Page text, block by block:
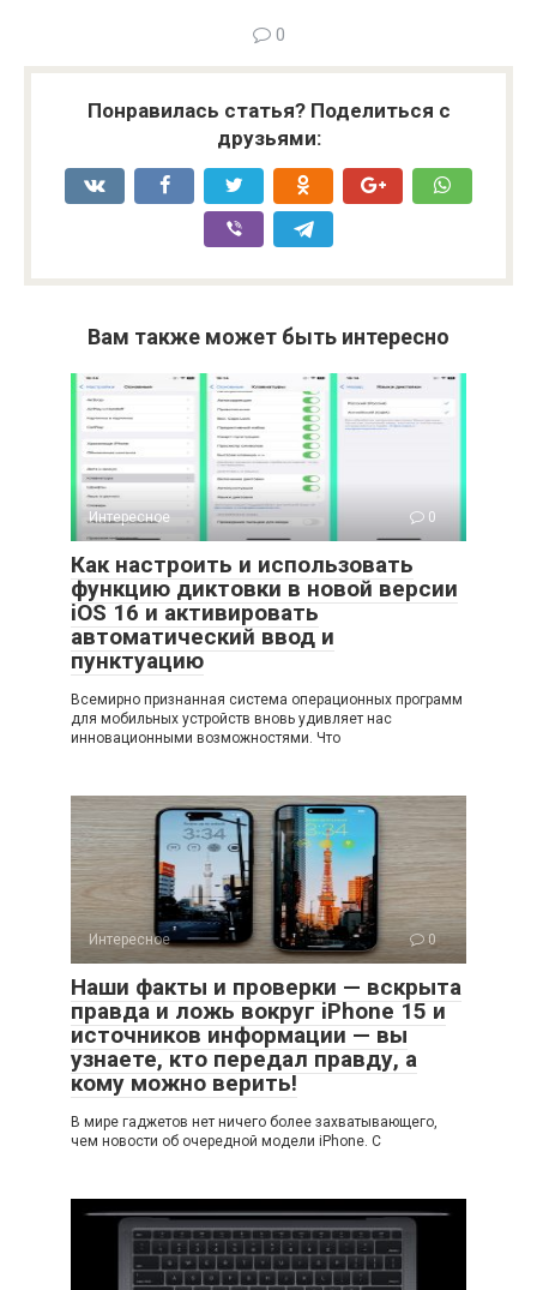
0
Понравилась статья? Поделиться с
друзьями:
Вам также может быть интересно
Интересное 0
Как настроить и использовать
функцию диктовки в новой версии
iOS 16 и активировать
автоматический ввод и
пунктуацию
Всемирно признанная система операционных программ
для мобильных устройств вновь удивляет нас
инновационными возможностями. Что
Интересное 0
Наши факты и проверки — вскрыта
правда и ложь вокруг iPhone 15 и
источников информации — вы
узнаете, кто передал правду, а
кому можно верить!
В мире гаджетов нет ничего более захватывающего,
чем новости об очередной модели iPhone. С